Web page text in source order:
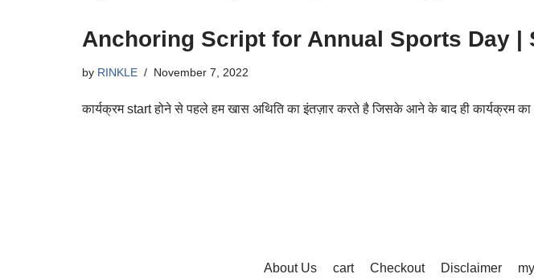
Anchoring Script for Annual Sports Day |
by RINKLE November 7, 2022
कार्यक्रम start होने से पहले हम खास अथिति का इंतज़ार करते है जिसके आने के बाद ही कार्यक्रम
About Us cart Checkout Disclaimer